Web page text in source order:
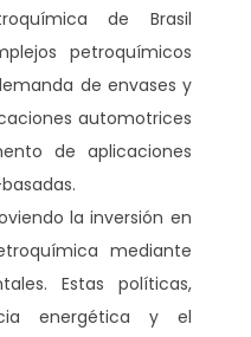
de Brasil
petroquímicos
de envases y
automotrices
de aplicaciones
la inversión en
mediante
Estas políticas,
energética y el